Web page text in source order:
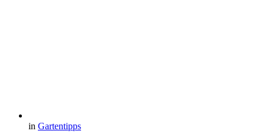
in Gartentipps